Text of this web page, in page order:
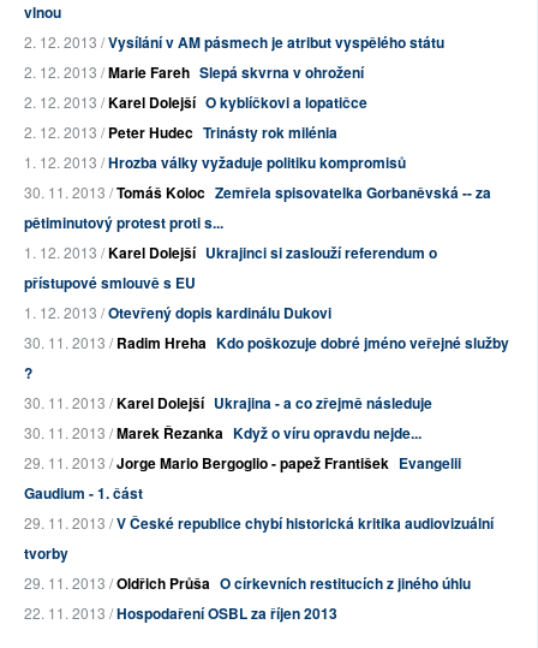
vlnou
2. 12. 2013 /Vysílání v AM pásmech je atribut vyspělého státu
2. 12. 2013 /Marie Fareh Slepá skvrna v ohrožení
2. 12. 2013 /Karel Dolejší O kyblíčkovi a lopatičce
2. 12. 2013 /Peter Hudec Trinásty rok milénia
1. 12. 2013 /Hrozba války vyžaduje politiku kompromisů
30. 11. 2013 /Tomáš Koloc Zemřela spisovatelka Gorbaněvská -- za
pětiminutový protest proti s...
1. 12. 2013 /Karel Dolejší Ukrajinci si zaslouží referendum o
přístupové smlouvě s EU
1. 12. 2013 /Otevřený dopis kardinálu Dukovi
30. 11. 2013 /Radim Hreha Kdo poškozuje dobré jméno veřejné služby
?
30. 11. 2013 /Karel Dolejší Ukrajina - a co zřejmě následuje
30. 11. 2013 /Marek Řezanka Když o víru opravdu nejde...
29. 11. 2013 /Jorge Mario Bergoglio - papež František Evangelii
Gaudium - 1. část
29. 11. 2013 /V České republice chybí historická kritika audiovizuální
tvorby
29. 11. 2013 /Oldřich Průša O církevních restitucích z jiného úhlu
22. 11. 2013 /Hospodaření OSBL za říjen 2013